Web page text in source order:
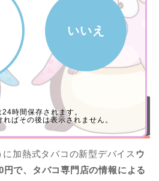
なので馴染みやすいでしょう。
)にティザーページが公開されて
と共に
ウィズ2の本体カラー全2
を確認することができます。
が1,980円(税込)で2023年9月
加熱式タバコの新型デバイス ウ
円で、タバコ専門店の情報による
いいえ
時間保存されます。
ばその後は表示されません。